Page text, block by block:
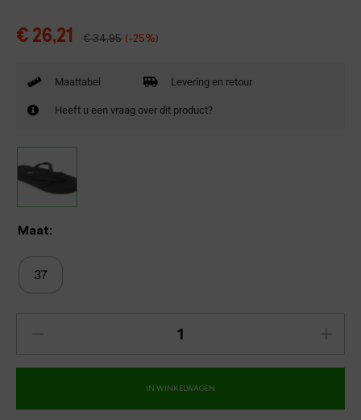
€ 26,21 €34,95 (-25%)
Maattabel Levering en retour
Heeft u een vraag over dit product?
Maat:
37
IN WINKELWAGEN